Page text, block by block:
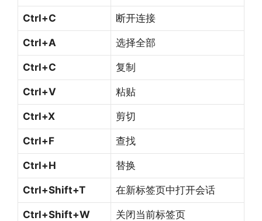
Ctrl+C 断开连接
Ctrl+A 选择全部
Ctrl+C 复制
Ctrl+V 粘贴
Ctrl+X 剪切
Ctrl+F 查找
Ctrl+H 替换
Ctrl+Shift+T 在新标签页中打开会话
Ctrl+Shift+W 关闭当前标签页